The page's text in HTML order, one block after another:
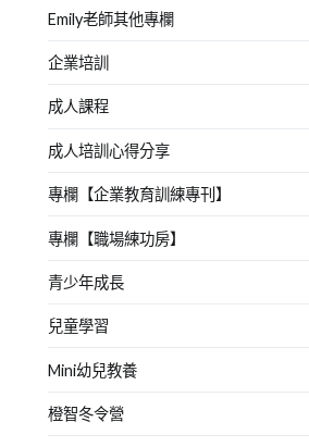
Emily老師其他專欄
企業培訓
成人課程
成人培訓心得分享
專欄【企業教育訓練專刊】
專欄【職場練功房】
青少年成長
兒童學習
Mini幼兒教養
橙智冬令營